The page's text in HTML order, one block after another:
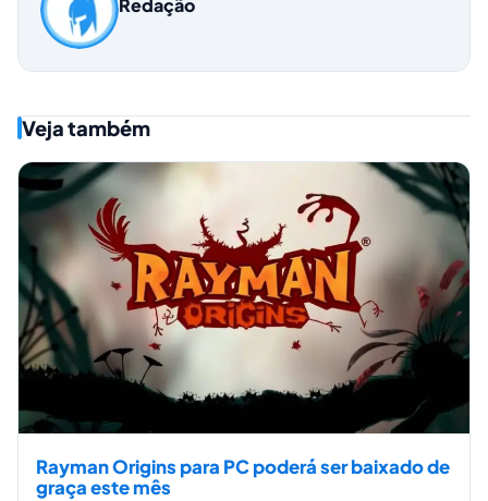
Redação
Veja também
Rayman Origins para PC poderá ser baixado de
graça este mês